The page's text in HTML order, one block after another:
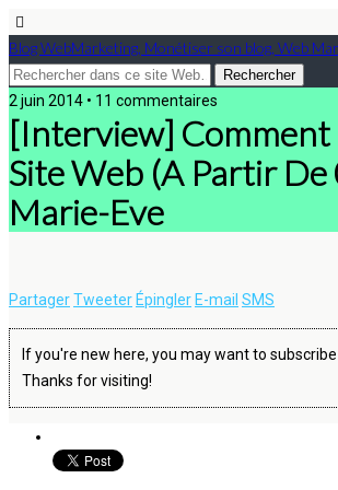
Blog WebMarketing, Monétiser son blog, Web
2 juin 2014 • 11 commentaires
[Interview] Comment
Site Web (A Partir De
Marie-Eve
PartagerTweeter Épingler E-mail SMS
If you're new here, you may want to
Thanks for visiting!